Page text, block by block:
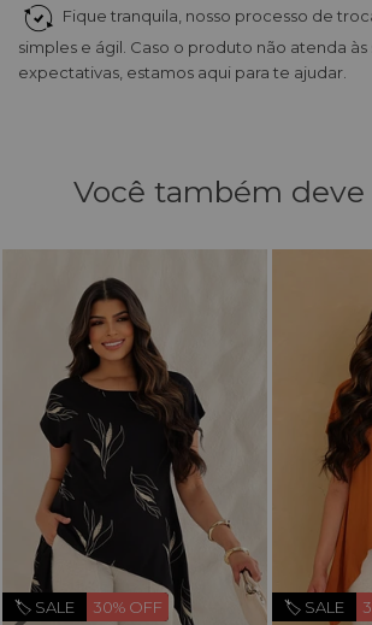
Fique tranquila, nosso processo de
simples e ágil. Caso o produto não atenda às
expectativas, estamos aqui para te ajudar.
Você também deve
🏷️ SALE 30% OFF 🏷️ SALE